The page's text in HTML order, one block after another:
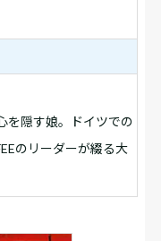
を隠す娘。ドイツでの
のリーダーが綴る大